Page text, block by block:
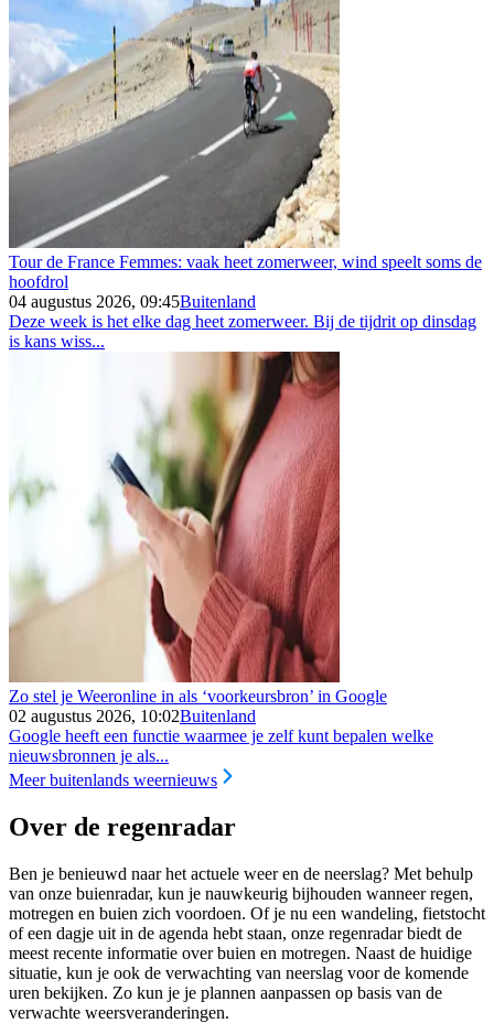
Tour de France Femmes: vaak heet zomerweer, wind speelt soms de
hoofdrol
04 augustus 2026, 09:45Buitenland
Deze week is het elke dag heet zomerweer. Bij de tijdrit op dinsdag
is kans wiss...
Zo stel je Weeronline in als ‘voorkeursbron’ in Google
02 augustus 2026, 10:02Buitenland
Google heeft een functie waarmee je zelf kunt bepalen welke
nieuwsbronnen je als...
Meer buitenlands weernieuws
Over de regenradar
Ben je benieuwd naar het actuele weer en de neerslag? Met behulp
van onze buienradar, kun je nauwkeurig bijhouden wanneer regen,
motregen en buien zich voordoen. Of je nu een wandeling, fietstocht
of een dagje uit in de agenda hebt staan, onze regenradar biedt de
meest recente informatie over buien en motregen. Naast de huidige
situatie, kun je ook de verwachting van neerslag voor de komende
uren bekijken. Zo kun je je plannen aanpassen op basis van de
verwachte weersveranderingen.